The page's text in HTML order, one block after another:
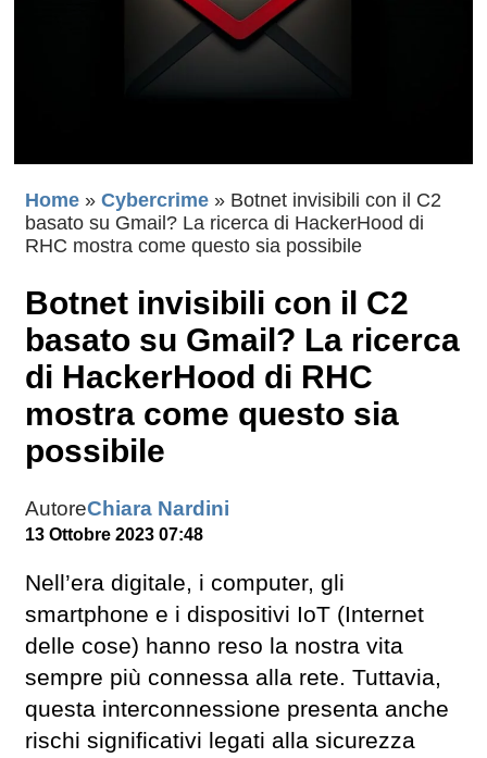
Home » Cybercrime » Botnet invisibili con il C2
basato su Gmail? La ricerca di HackerHood di
RHC mostra come questo sia possibile
Botnet invisibili con il C2
basato su Gmail? La ricerca
di HackerHood di RHC
mostra come questo sia
possibile
AutoreChiara Nardini
13 Ottobre 2023 07:48
Nell’era digitale, i computer, gli
smartphone e i dispositivi IoT (Internet
delle cose) hanno reso la nostra vita
sempre più connessa alla rete. Tuttavia,
questa interconnessione presenta anche
rischi significativi legati alla sicurezza